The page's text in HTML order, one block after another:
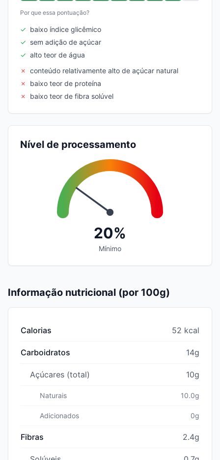
Por que essa pontuação?
✓ baixo índice glicêmico
✓ sem adição de açúcar
✓ alto teor de água
✗ conteúdo relativamente alto de açúcar natural
✗
baixo teor de proteína
✗
baixo teor de fibra solúvel
Nível de processamento
20%
Mínimo
Informação nutricional (por 100g)
Calorias 52 kcal
Carboidratos 14g
Açúcares (total) 10g
Naturais 10.0g
Adicionados 0g
Fibras 2.4g